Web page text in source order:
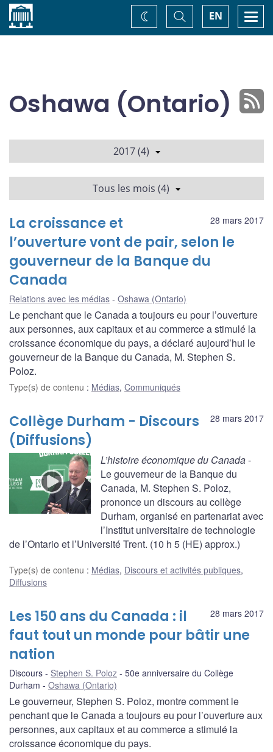
Accueil EN
Basculer
la
recherche
Changez
de
Oshawa (Ontario)
2017 (4)
Tous les mois (4)
28 mars 2017
La croissance et
l’ouverture vont de pair, selon le
gouverneur de la Banque du
Canada
Relations avec les médias Oshawa (Ontario)
Le penchant que le Canada a toujours eu pour l’ouverture
aux personnes, aux capitaux et au commerce a stimulé la
croissance économique du pays, a déclaré aujourd’hui le
gouverneur de la Banque du Canada, M. Stephen S.
Poloz.
Type(s) de contenu : Médias, Communiqués
28 mars 2017
Collège Durham - Discours
(Diffusions)
L’histoire économique du Canada-
Le gouverneur de la Banque du
Canada, M. Stephen S. Poloz,
prononce un discours au collège
Durham, organisé en partenariat avec
l’Institut universitaire de technologie
de l’Ontario et l’Université Trent. (10 h 5 (HE) approx.)
Type(s) de contenu : Médias, Discours et activités publiques,
Diffusions
28 mars 2017
Les 150 ans du Canada : il
faut tout un monde pour bâtir une
nation
Discours Stephen S. Poloz
50e anniversaire du Collège
Durham
Oshawa (Ontario)
Le gouverneur, Stephen S. Poloz, montre comment le
penchant que le Canada a toujours eu pour l’ouverture aux
personnes, aux capitaux et au commerce a stimulé la
croissance économique du pays.